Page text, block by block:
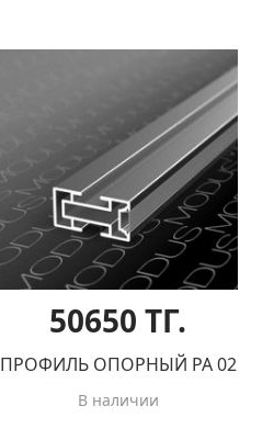
50650 ТГ.
ПРОФИЛЬ ОПОРНЫЙ PA 02
В наличии